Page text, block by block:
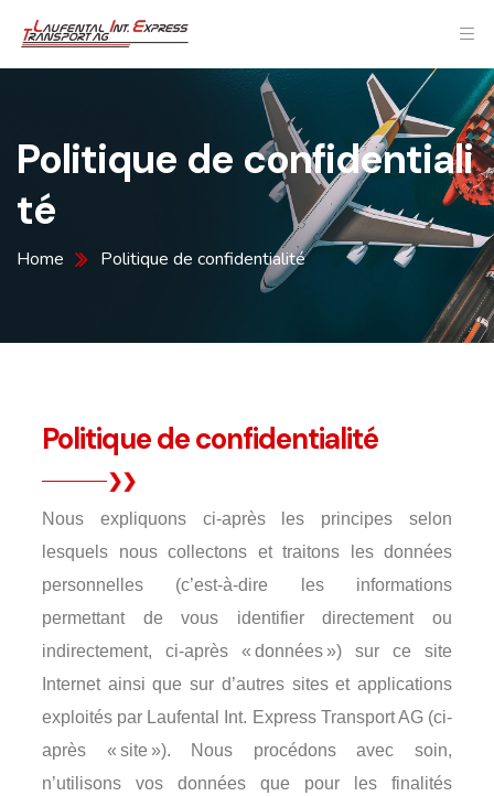
Politique de confidentiali
té
Home Politique de confidentialité
Politique de confidentialité
Nous expliquons ci-après les principes selon
lesquels nous collectons et traitons les données
personnelles (c’est-à-dire les informations
permettant de vous identifier directement ou
indirectement, ci-après « données ») sur ce site
Internet ainsi que sur d’autres sites et applications
exploités par Laufental
Int. Express Transport AG (ci-
après « site »). Nous procédons avec soin,
n’utilisons vos données que pour les finalités